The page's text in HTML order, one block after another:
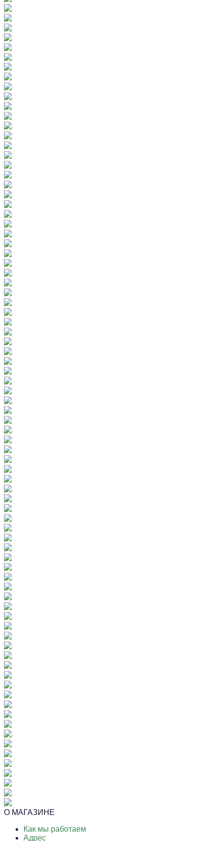
О МАГАЗИНЕ
Как мы работаем
Адрес